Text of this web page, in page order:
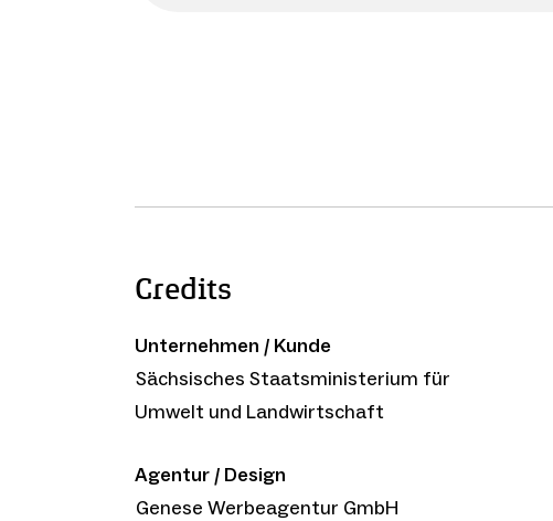
Credits
Unternehmen / Kunde
Sächsisches Staatsministerium für
Umwelt und Landwirtschaft
Agentur / Design
Genese Werbeagentur GmbH